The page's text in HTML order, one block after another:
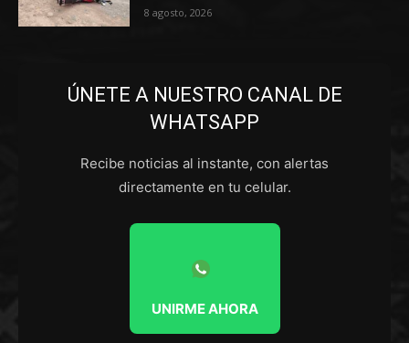
8 agosto, 2026
ÚNETE A NUESTRO CANAL DE
WHATSAPP
Recibe noticias al instante, con alertas
directamente en tu celular.
UNIRME AHORA